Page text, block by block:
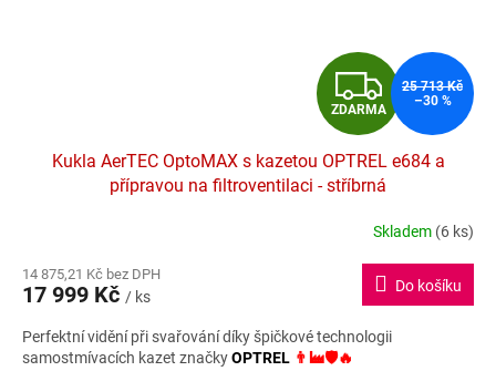
Z
D
A
R
M
A
ZDARMA
25 713 Kč
–30 %
Kukla AerTEC OptoMAX s kazetou OPTREL e684 a
přípravou na filtroventilaci - stříbrná
produktu
je
z
5
Skladem (6 ks)
14 875,21 Kč bez DPH
17 999 Kč / ks
Do košíku
Perfektní vidění při svařování díky špičkové technologii
samostmívacích kazet značkyOPTREL 👨‍🏭🛡️🔥